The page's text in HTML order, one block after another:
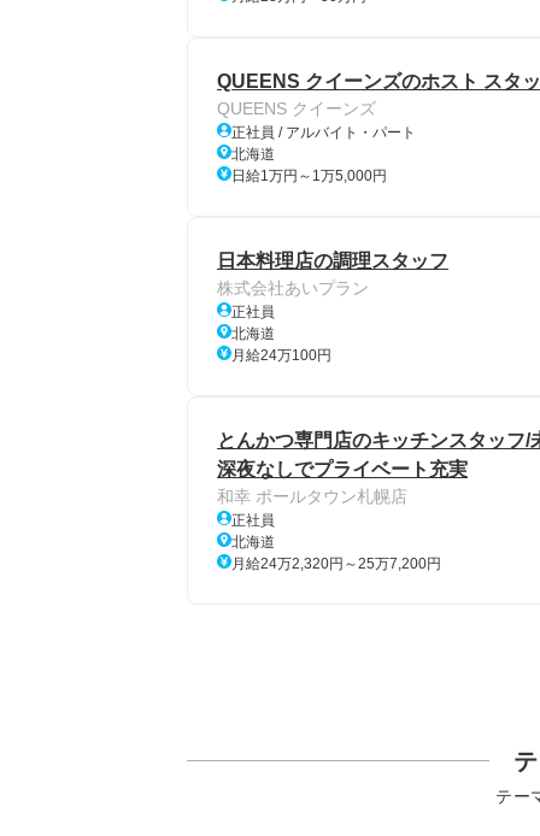
QUEENS クイーンズのホスト スタ
QUEENS クイーンズ
正社員 / アルバイト・パート
北海道
日給1万円～1万5,000円
日本料理店の調理スタッフ
株式会社あいプラン
正社員
北海道
月給24万100円
とんかつ専門店のキッチンスタッフ
深夜なしでプライベート充実
和幸 ポールタウン札幌店
正社員
北海道
月給24万2,320円～25万7,200円
テー